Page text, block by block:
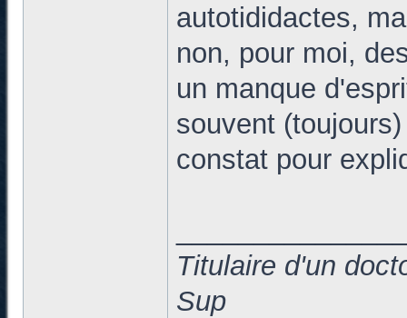
autotididactes,
non, pour moi,
un manque
souvent
constat pour
Titulaire d'un
Sup